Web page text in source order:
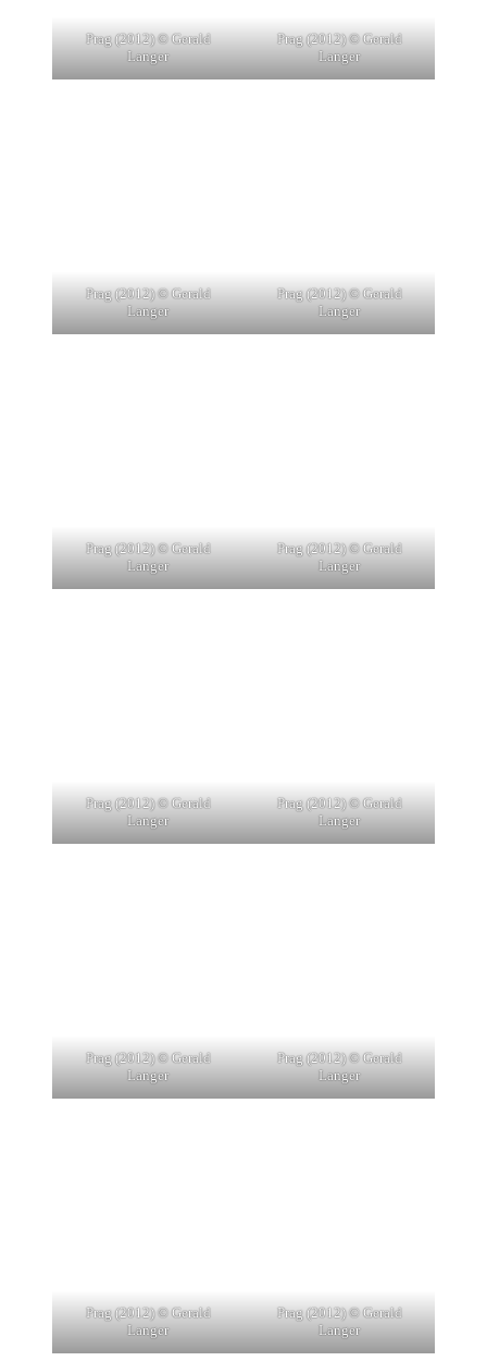
Prag (2012) © Gerald
Langer
Prag (2012) © Gerald
Langer
Prag (2012) © Gerald
Langer
Prag (2012) © Gerald
Langer
Prag (2012) © Gerald
Langer
Prag (2012) © Gerald
Langer
Prag (2012) © Gerald
Langer
Prag (2012) © Gerald
Langer
Prag (2012) © Gerald
Langer
Prag (2012) © Gerald
Langer
Prag (2012) © Gerald
Langer
Prag (2012) © Gerald
Langer